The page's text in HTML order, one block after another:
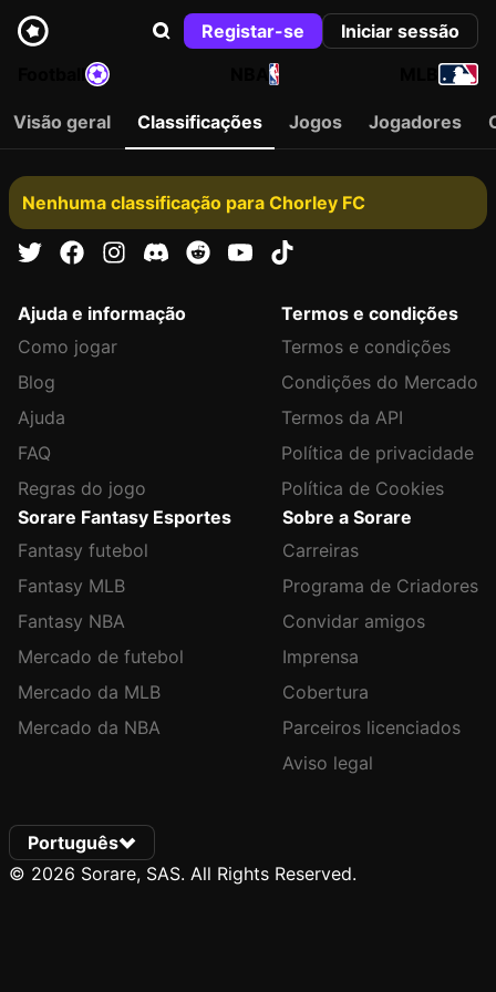
Registar-se
Iniciar sessão
NBA
Visão geral Classificações Jogos Jogadores
Nenhuma classificação para Chorley FC
Ajuda e informação
Como jogar
Blog
Ajuda
FAQ
Regras do jogo
Termos e condições
Termos e condições
Condições do Mercado
Termos da API
Política de privacidade
Política de Cookies
Sorare Fantasy Esportes
Fantasy futebol
Fantasy MLB
Fantasy NBA
Mercado de futebol
Mercado da MLB
Mercado da NBA
Sobre a Sorare
Carreiras
Programa de Criadores
Convidar amigos
Imprensa
Cobertura
Parceiros licenciados
Aviso legal
Português
© 2026 Sorare, SAS. All Rights Reserved.